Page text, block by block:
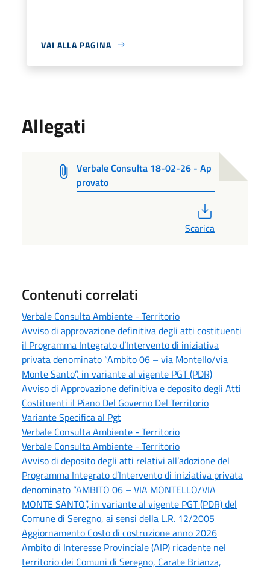
VAI ALLA PAGINA
Allegati
Verbale Consulta 18-02-26 - Ap
provato
Scarica
Contenuti correlati
Verbale Consulta Ambiente - Territorio
Avviso di approvazione definitiva degli atti costituenti
il Programma Integrato d’Intervento di iniziativa
privata denominato “Ambito 06 – via Montello/via
Monte Santo”, in variante al vigente PGT (PDR)
Avviso di Approvazione definitiva e deposito degli Atti
Costituenti il Piano Del Governo Del Territorio
Variante Specifica al Pgt
Verbale Consulta Ambiente - Territorio
Verbale Consulta Ambiente - Territorio
Avviso di deposito degli atti relativi all’adozione del
Programma Integrato d’Intervento di iniziativa privata
denominato “AMBITO 06 – VIA MONTELLO/VIA
MONTE SANTO”, in variante al vigente PGT (PDR) del
Comune di Seregno, ai sensi della L.R. 12/2005
Aggiornamento Costo di costruzione anno 2026
Ambito di Interesse Provinciale (AIP) ricadente nel
territorio dei Comuni di Seregno, Carate Brianza,